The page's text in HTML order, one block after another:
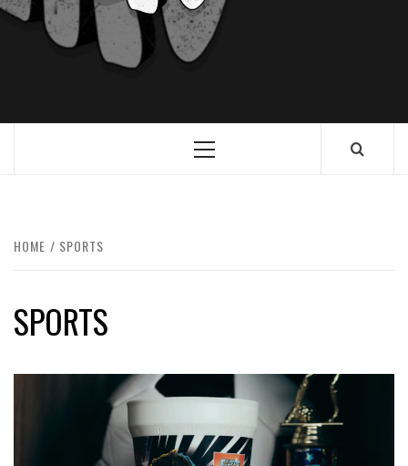
HOME SPORTS
SPORTS